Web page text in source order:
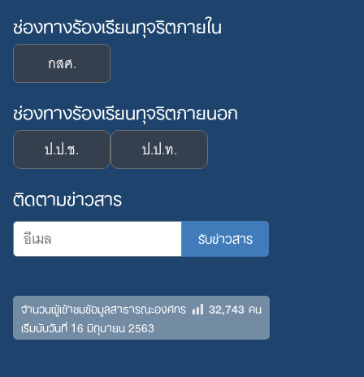
ช่องทางร้องเรียนทุจริตภายใน
กสศ.
ช่องทางร้องเรียนทุจริตภายนอก
ป.ป.ช. ป.ป.ท.
ติดตามข่าวสาร
จำนวนผู้เข้าชมข้อมูลสาธารณะองค์กร 32,743คน
เริ่มนับวันที่ 16 มิถุนายน 2563